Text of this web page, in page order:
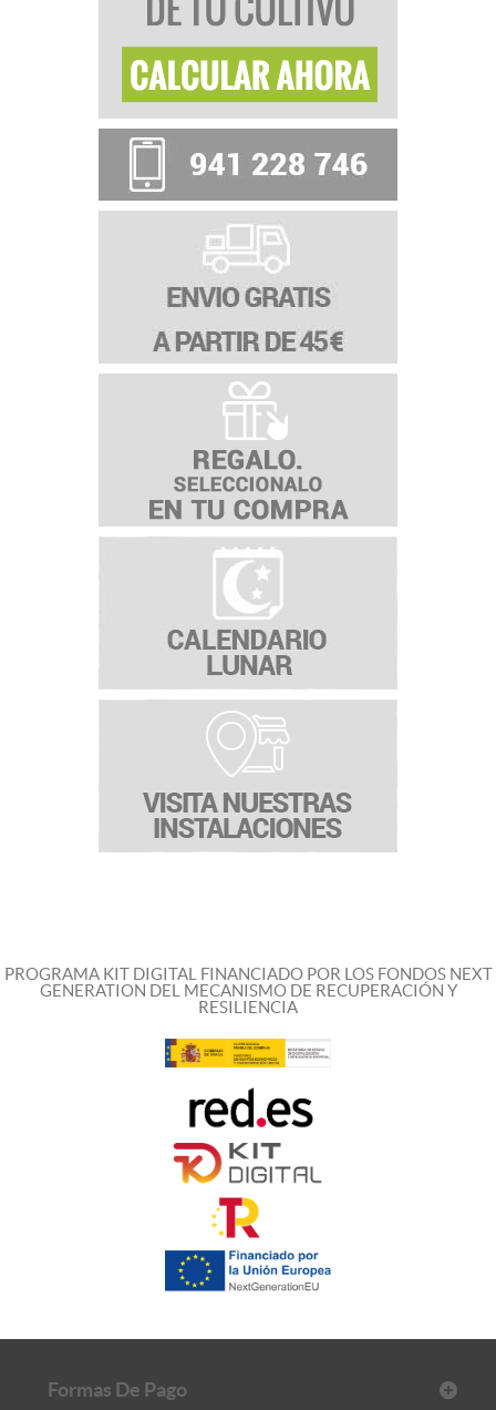
PROGRAMA KIT DIGITAL FINANCIADO POR LOS FONDOS NEXT
GENERATION DEL MECANISMO DE RECUPERACIÓN Y
RESILIENCIA
Formas De Pago